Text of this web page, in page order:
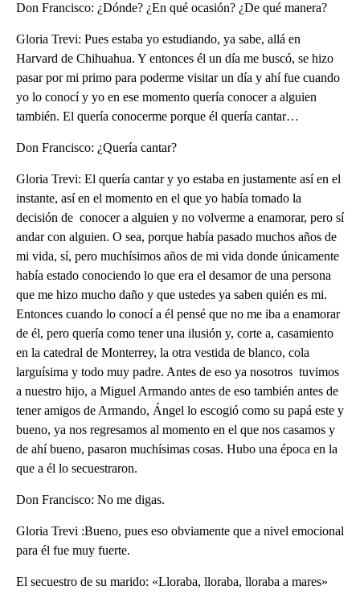
Don Francisco: ¿Dónde? ¿En qué ocasión? ¿De qué manera?
Gloria Trevi: Pues estaba yo estudiando, ya sabe, allá en
Harvard de Chihuahua. Y entonces él un día me buscó, se hizo
pasar por mi primo para poderme visitar un día y ahí fue cuando
yo lo conocí y yo en ese momento quería conocer a alguien
también. El quería conocerme porque él quería cantar…
Don Francisco: ¿Quería cantar?
Gloria Trevi: El quería cantar y yo estaba en justamente así en el
instante, así en el momento en el que yo había tomado la
decisión de conocer a alguien y no volverme a enamorar, pero sí
andar con alguien. O sea, porque había pasado muchos años de
mi vida, sí, pero muchísimos años de mi vida donde únicamente
había estado conociendo lo que era el desamor de una persona
que me hizo mucho daño y que ustedes ya saben quién es mi.
Entonces cuando lo conocí a él pensé que no me iba a enamorar
de él, pero quería como tener una ilusión y, corte a, casamiento
en la catedral de Monterrey, la otra vestida de blanco, cola
larguísima y todo muy padre. Antes de eso ya nosotros tuvimos
a nuestro hijo, a Miguel Armando antes de eso también antes de
tener amigos de Armando, Ángel lo escogió como su papá este y
bueno, ya nos regresamos al momento en el que nos casamos y
de ahí bueno, pasaron muchísimas cosas. Hubo una época en la
que a él lo secuestraron.
Don Francisco: No me digas.
Gloria Trevi :Bueno, pues eso obviamente que a nivel emocional
para él fue muy fuerte.
El secuestro de su marido: «Lloraba, lloraba, lloraba a mares»